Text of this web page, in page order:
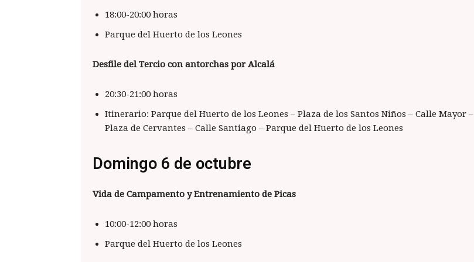
18:00-20:00 horas
Parque del Huerto de los Leones
Desfile del Tercio con antorchas por Alcalá
20:30-21:00 horas
Itinerario: Parque del Huerto de los Leones – Plaza de los Santos Niños – Calle Mayor –
Plaza de Cervantes – Calle Santiago – Parque del Huerto de los Leones
Domingo 6 de octubre
Vida de Campamento y Entrenamiento de Picas
10:00-12:00 horas
Parque del Huerto de los Leones